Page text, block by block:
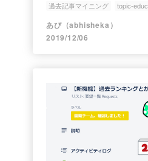
過去記事マイニング topic-
あび（abhisheka）
2019/12/06